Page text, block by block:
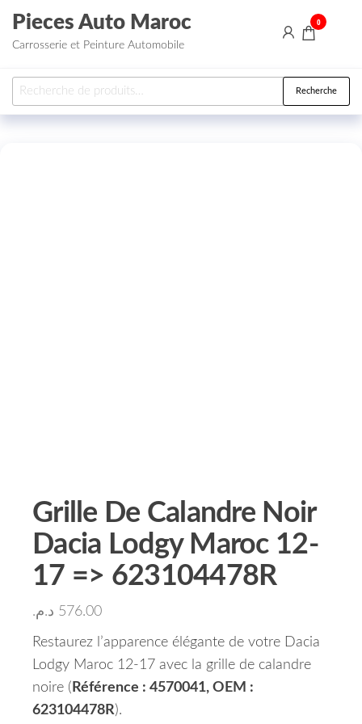
Aller au contenu
Pieces Auto Maroc
Carrosserie et Peinture Automobile
0
Recherche pour : Recherche
Grille De Calandre Noir
Dacia Lodgy Maroc 12-
17 => 623104478R
576.00 د.م.
Restaurez l’apparence élégante de votre Dacia
Lodgy Maroc 12-17 avec la grille de calandre
noire ( Référence : 4570041, OEM :
623104478R).